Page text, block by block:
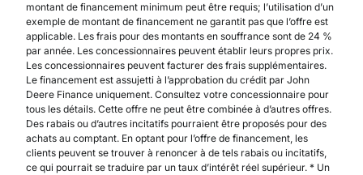
montant de financement minimum peut être requis; l’utilisation d’un
exemple de montant de financement ne garantit pas que l’offre est
applicable. Les frais pour des montants en souffrance sont de 24 %
par année. Les concessionnaires peuvent établir leurs propres prix.
Les concessionnaires peuvent facturer des frais supplémentaires.
Le financement est assujetti à l’approbation du crédit par John
Deere Finance uniquement. Consultez votre concessionnaire pour
tous les détails. Cette offre ne peut être combinée à d’autres offres.
Des rabais ou d’autres incitatifs pourraient être proposés pour des
achats au comptant. En optant pour l’offre de financement, les
clients peuvent se trouver à renoncer à de tels rabais ou incitatifs,
ce qui pourrait se traduire par un taux d’intérêt réel supérieur. * Un